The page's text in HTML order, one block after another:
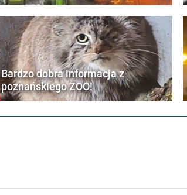
Bardzo dobra informacja z
poznańskiego ZOO!